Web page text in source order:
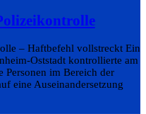
– Haftbefehl vollstreckt Eine
Oststadt kontrollierte am
Personen im Bereich der
eine Auseinandersetzung